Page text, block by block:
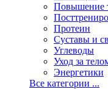
Повышение
Протеин
Суставы и
Углеводы
Уход за
Энергетики
Все категории ...